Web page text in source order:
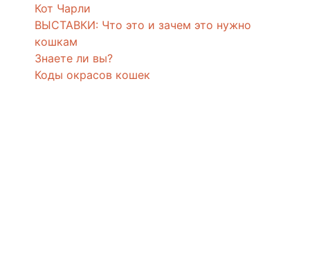
Кот Чарли
ВЫСТАВКИ: Что это и зачем это нужно
кошкам
Знаете ли вы?
Коды окрасов кошек